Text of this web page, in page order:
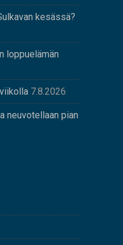
kesässä?
loppuelämän
7.8.2026
neuvotellaan pian